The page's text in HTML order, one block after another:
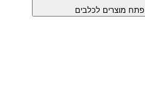
פתח מוצרים לכלבים